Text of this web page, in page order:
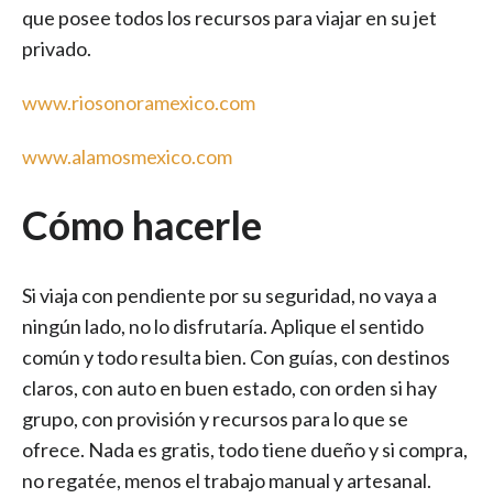
que posee todos los recursos para viajar en su jet
privado.
www.riosonoramexico.com
www.alamosmexico.com
Cómo hacerle
Si viaja con pendiente por su seguridad, no vaya a
ningún lado, no lo disfrutaría. Aplique el sentido
común y todo resulta bien. Con guías, con destinos
claros, con auto en buen estado, con orden si hay
grupo, con provisión y recursos para lo que se
ofrece. Nada es gratis, todo tiene dueño y si compra,
no regatée, menos el trabajo manual y artesanal.